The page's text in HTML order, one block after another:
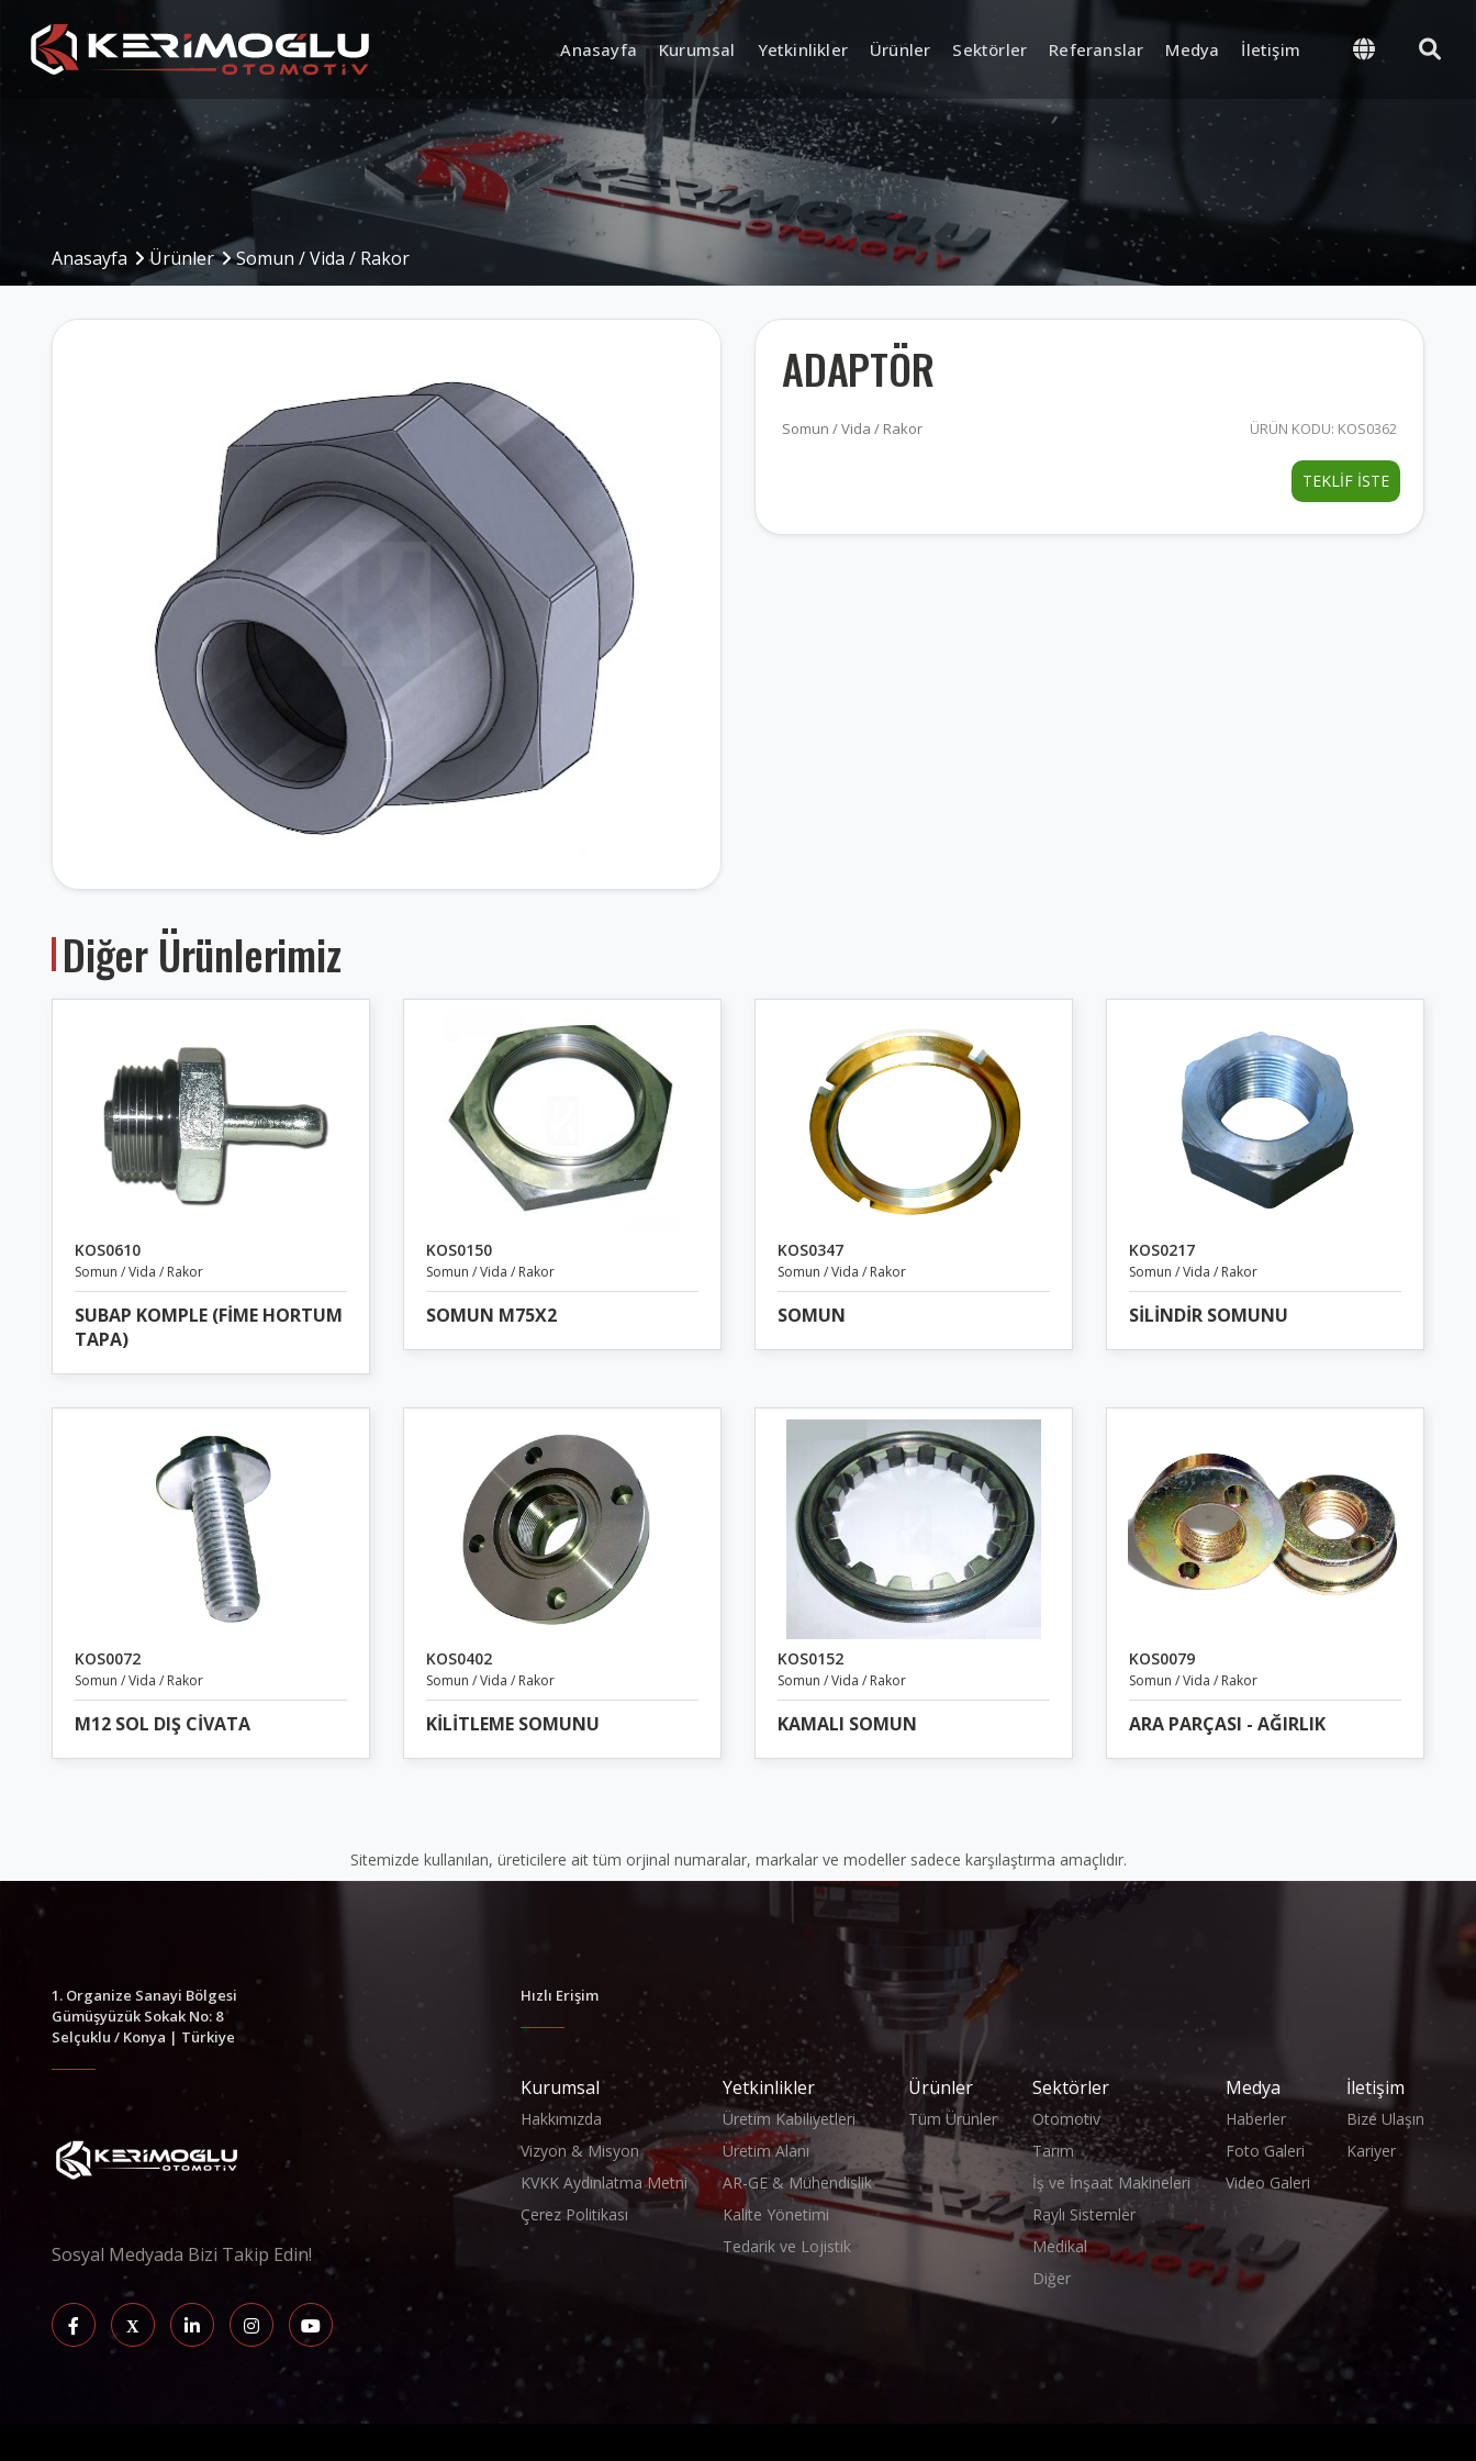
Anasayfa Kurumsal Yetkinlikler
Üretim Kabiliyetleri
CNC İşleme Merkezleri
CNC Tornalama
Üretim Alanı
Makine Parkuru
AR-GE (Mühendislik ve
Ürün Geliştirme)
Ürün Tasarımı ve Geliştirme
CAD/CAM Tabanlı Teknik Çizim
Prototip ve Numune Üretimi
Kalite Yönetimi
Giriş, Ara Proses ve Final Kalite
Ölçüm & Test Ekipmanları
Sertifikalar
Dokümantasyon Sistemi
Tedarik ve Lojistik
Stok ve Depo Yönetimi
Ambalajlama ve Sevkiyat
Ürünler Sektörler Referanslar Medya İletişim
Anasayfa Ürünler Somun / Vida / Rakor
ADAPTÖR
Somun / Vida / Rakor ÜRÜN KODU: KOS0362
TEKLİF İSTE
Diğer Ürünlerimiz
KOS0610
Somun / Vida / Rakor
SUBAP KOMPLE (FİME HORTUM
TAPA)
KOS0150
Somun / Vida / Rakor
SOMUN M75X2
KOS0347
Somun / Vida / Rakor
SOMUN
KOS0217
Somun / Vida / Rakor
SİLİNDİR SOMUNU
KOS0072
Somun / Vida / Rakor
M12 SOL DIŞ CİVATA
KOS0402
Somun / Vida / Rakor
KİLİTLEME SOMUNU
KOS0152
Somun / Vida / Rakor
KAMALI SOMUN
KOS0079
Somun / Vida / Rakor
ARA PARÇASI - AĞIRLIK
Sitemizde kullanılan, üreticilere ait tüm orjinal numaralar, markalar ve modeller sadece karşılaştırma amaçlıdır.
1. Organize Sanayi Bölgesi
Gümüşyüzük Sokak No: 8
Selçuklu / Konya | Türkiye
Sosyal Medyada Bizi Takip Edin!
Hızlı Erişim
Kurumsal
Hakkımızda
Vizyon & Misyon
KVKK Aydınlatma Metni
Çerez Politikası
Yetkinlikler
Üretim Kabiliyetleri
Üretim Alanı
AR-GE & Mühendislik
Kalite Yönetimi
Tedarik ve Lojistik
Ürünler
Tüm Ürünler
Sektörler
Otomotiv
Tarım
İş ve İnşaat Makineleri
Raylı Sistemler
Medikal
Diğer
Medya
Haberler
Foto Galeri
Video Galeri
İletişim
Bize Ulaşın
Kariyer